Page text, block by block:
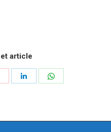
article